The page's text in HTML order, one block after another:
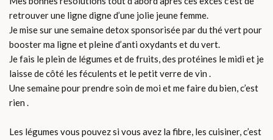
retrouver une ligne digne d’une jolie jeune femme.
Je mise sur une semaine detox sponsorisée par du thé vert pour
booster ma ligne et pleine d’anti oxydants et du vert.
Je fais le plein de légumes et de fruits, des protéines le midi et je
laisse de côté les féculents et le petit verre de vin .
Une semaine pour prendre soin de moi et me faire du bien, c’est
rien .
Les légumes vous pouvez si vous avez la fibre, les cuisiner, c’est